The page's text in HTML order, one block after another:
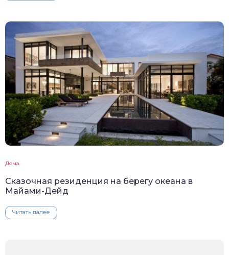
Дома
Сказочная резиденция на берегу океана в
Майами-Дейд
Читать далее